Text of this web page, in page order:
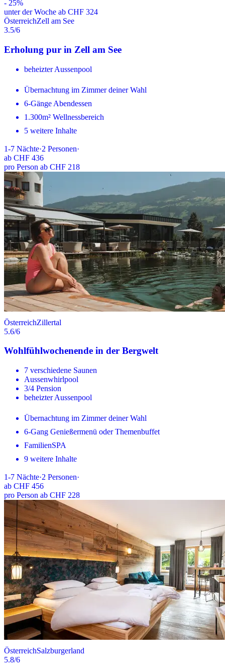
- 25%
unter der Woche ab CHF 324
ÖsterreichZell am See
3.5/6
Erholung pur in Zell am See
beheizter Aussenpool
Übernachtung im Zimmer deiner Wahl
6-Gänge Abendessen
1.300m² Wellnessbereich
5 weitere Inhalte
1-7 Nächte·2 Personen·
ab CHF 436
pro Person ab CHF 218
ÖsterreichZillertal
5.6/6
Wohlfühlwochenende in der Bergwelt
7 verschiedene Saunen
Aussenwhirlpool
3/4 Pension
beheizter Aussenpool
Übernachtung im Zimmer deiner Wahl
6-Gang Genießermenü oder Themenbuffet
FamilienSPA
9 weitere Inhalte
1-7 Nächte·2 Personen·
ab CHF 456
pro Person ab CHF 228
ÖsterreichSalzburgerland
5.8/6